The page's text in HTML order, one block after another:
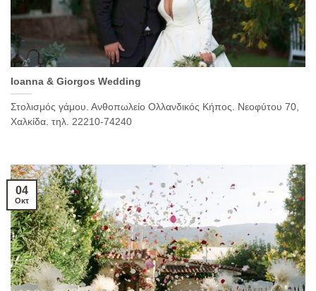
Ioanna & Giorgos Wedding
Στολισμός γάμου. Ανθοπωλείο Ολλανδικός Κήπος. Νεοφύτου 70,
Χαλκίδα. τηλ. 22210-74240
04
Οκτ